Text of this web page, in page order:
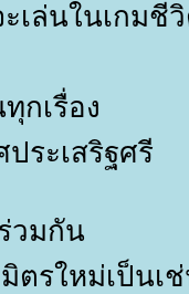
เล่นในเกมชี
กเรื่อง
ประเสริฐศรี
วมกัน
ตรใหม่เป็นเช่